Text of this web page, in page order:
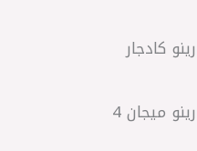
رينو كادجار
رينو ميجان 4